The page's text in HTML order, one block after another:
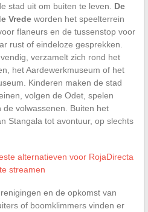
stad uit om buiten te leven. De
Vredeworden het speelterrein
flaneurs en de tussenstop voor
rust of eindeloze gesprekken.
verzamelt zich rond het
het Aardewerkmuseum of het
Kinderen maken de stad
volgen de Odet, spelen
volwassenen. Buiten het
Stangala tot avontuur, op slechts
alternatieven voor RojaDirecta
streamen
en de opkomst van
of boomklimmers vinden er